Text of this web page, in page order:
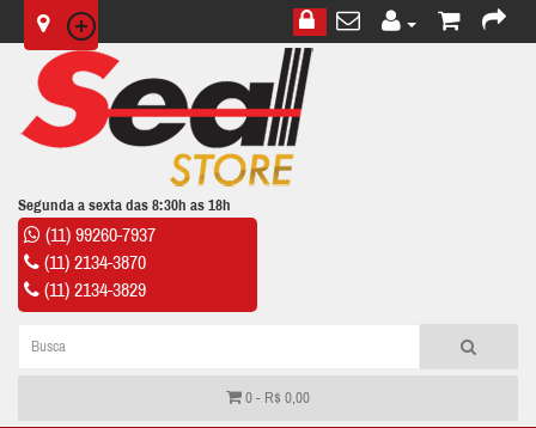
Segunda a sexta das 8:30h as 18h
(11) 99260-7937
(11) 2134-3870
(11) 2134-3829
0 - R$ 0,00